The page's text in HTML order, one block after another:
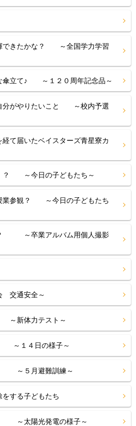
できたかな？ ～全国学力学習
傘立て♪ ～１２０周年記念品～
分がやりたいこと ～校内予選
て届いたベイスターズ青星寮カ
？ ～今日の子どもたち～
業参観？ ～今日の子どもたち
？ ～卒業アルバム用個人撮影
交通安全～
～新体力テスト～
～１４日の様子～
～５月避難訓練～
する子どもたち
～太陽光発電の様子～